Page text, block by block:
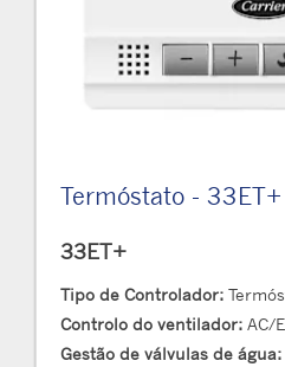
Termóstato - 33ET+
33ET+
Tipo de Controlador:
Controlo do ventilador: AC/
Gestão de válvulas de água: